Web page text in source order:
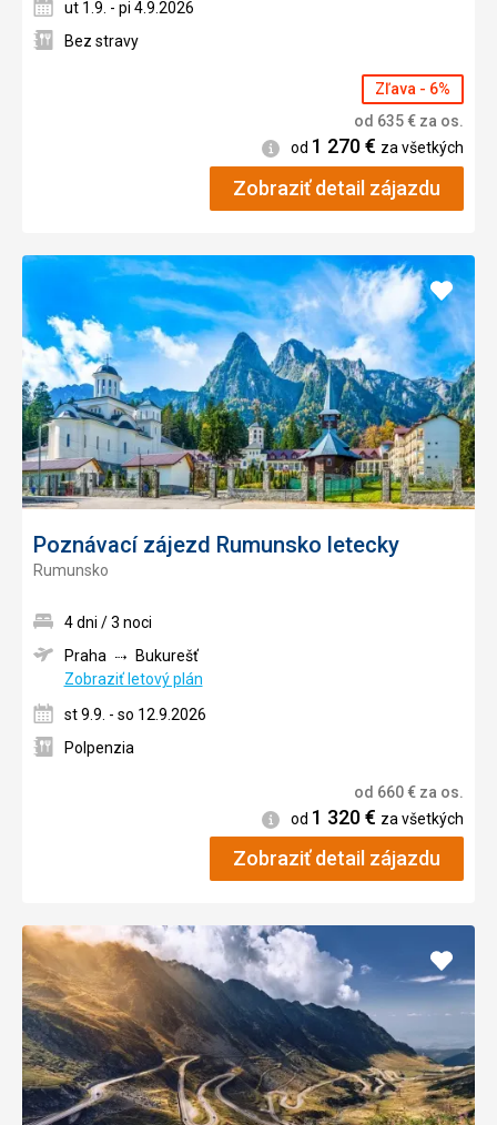
ut 1.9. - pi 4.9.2026
Bez stravy
Zľava - 6%
od 635€ za os.
Informácie
od 1 270€ za všetkých
Zobraziť detail zájazdu
Poznávací zájezd Rumunsko letecky
Rumunsko
Pridať
do
4 dni / 3 noci
Praha
Bukurešť
Zobraziť letový plán
st 9.9. - so 12.9.2026
Polpenzia
od 660€ za os.
Informácie
od 1 320€ za všetkých
Zobraziť detail zájazdu
Pridať